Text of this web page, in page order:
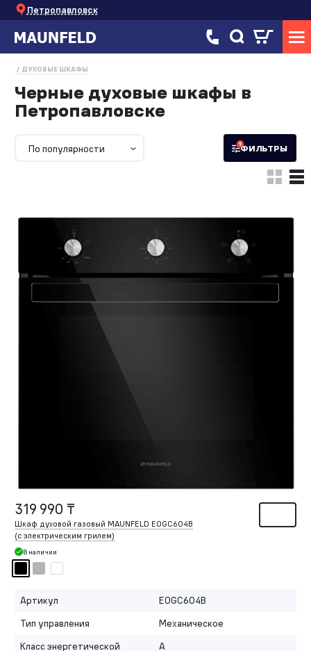
Петропавловск
ДУХОВЫЕ ШКАФЫ
Черные духовые шкафы в
Петропавловске
По популярности 1ФИЛЬТРЫ
319 990 ₸
Шкаф духовой газовый MAUNFELD EOGC604B
(с электрическим грилем)
В наличии
Артикул
EOGC604B
Тип управления
Механическое
Класс энергетической
A